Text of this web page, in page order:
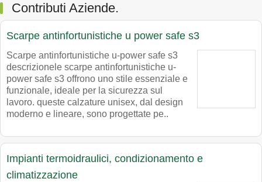
Contributi Aziende.
Scarpe antinfortunistiche u power safe s3
Scarpe antinfortunistiche u-power safe s3
descrizionele scarpe antinfortunistiche u-
power safe s3 offrono uno stile essenziale e
funzionale, ideale per la sicurezza sul
lavoro. queste calzature unisex, dal design
moderno e lineare, sono progettate pe..
Impianti termoidraulici, condizionamento e
climatizzazione